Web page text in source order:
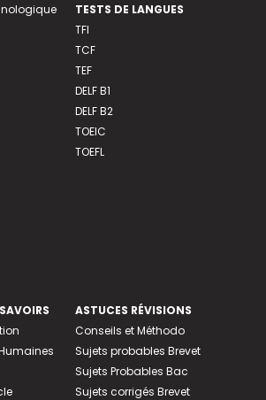
TESTS DE LANGUES
TFI
TCF
TEF
DELF B1
DELF B2
TOEIC
TOEFL
ASTUCES RÉVISIONS
Conseils et Méthodo
Sujets probables Brevet
Sujets Probables Bac
Sujets corrigés Brevet